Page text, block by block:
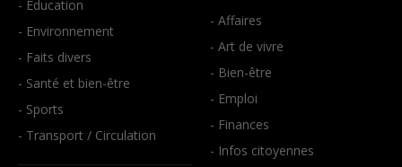
- Éducation
- Environnement
- Faits divers
- Santé et bien-être
- Sports
- Transport / Circulation
- Affaires
- Art de vivre
- Bien-être
- Emploi
- Finances
- Infos citoyennes